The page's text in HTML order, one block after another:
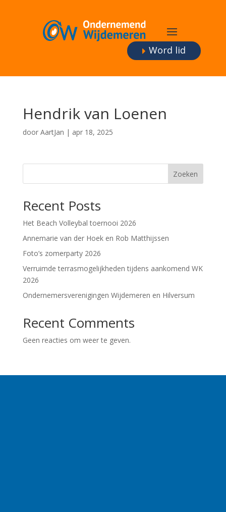
Word lid
Hendrik van Loenen
door AartJan | apr 18, 2025
Zoeken
Recent Posts
Het Beach Volleybal toernooi 2026
Annemarie van der Hoek en Rob Matthijssen
Foto’s zomerparty 2026
Verruimde terrasmogelijkheden tijdens aankomend WK
2026
Ondernemersverenigingen Wijdemeren en Hilversum
Recent Comments
Geen reacties om weer te geven.